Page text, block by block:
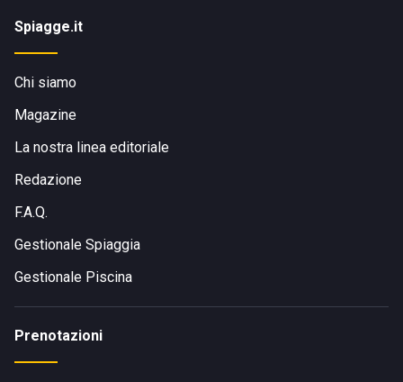
Spiagge.it
Chi siamo
Magazine
La nostra linea editoriale
Redazione
F.A.Q.
Gestionale Spiaggia
Gestionale Piscina
Prenotazioni